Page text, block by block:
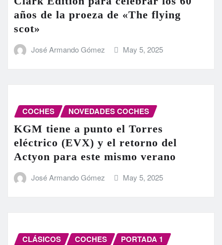
años de la proeza de «The flying
scot»
José Armando Gómez May 5, 2025
COCHES NOVEDADES COCHES
KGM tiene a punto el Torres
eléctrico (EVX) y el retorno del
Actyon para este mismo verano
José Armando Gómez May 5, 2025
CLÁSICOS COCHES PORTADA 1